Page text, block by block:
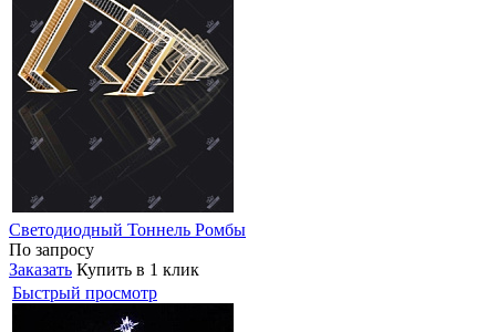
Светодиодный Тоннель Ромбы
По запросу
Заказать Купить в 1 клик
Быстрый просмотр